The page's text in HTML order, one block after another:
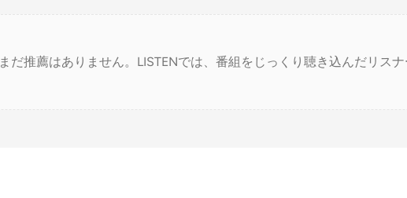
まだ推薦はありません。LISTENでは、番組をじっくり聴き込んだリス